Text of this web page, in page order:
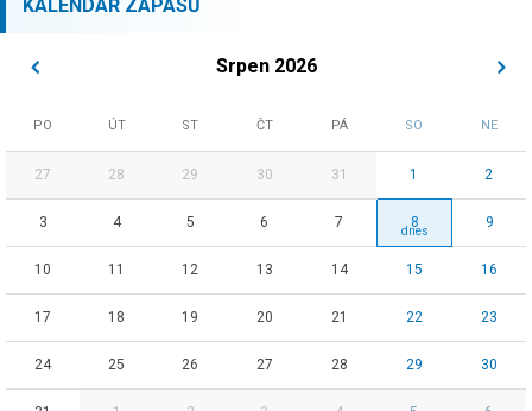
KALENDÁŘ ZÁPASŮ
Srpen 2026
PO ÚT ST ČT PÁ SO NE
27 28 29 30 31 1 2
3 4 5 6 7 8 9
10 11 12 13 14 15 16
17 18 19 20 21 22 23
24 25 26 27 28 29 30